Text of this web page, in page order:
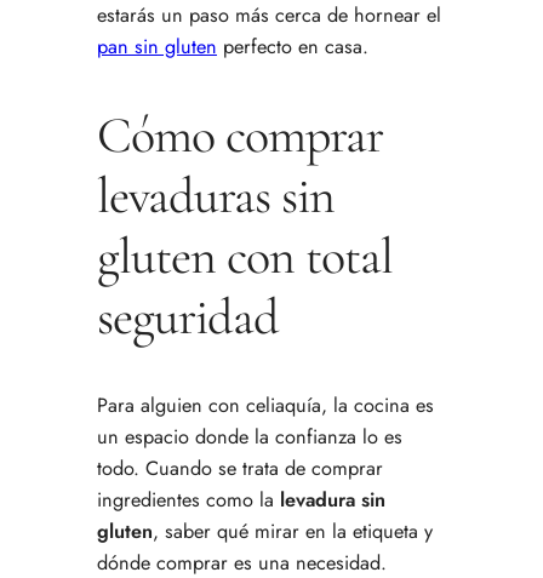
estarás un paso más cerca de hornear el
pan sin gluten perfecto en casa.
Cómo comprar
levaduras sin
gluten con total
seguridad
Para alguien con celiaquía, la cocina es
un espacio donde la confianza lo es
todo. Cuando se trata de comprar
ingredientes como la levadura sin
gluten, saber qué mirar en la etiqueta y
dónde comprar es una necesidad.